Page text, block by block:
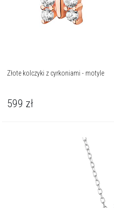
Złote kolczyki z cyrkoniami - motyle
599 zł